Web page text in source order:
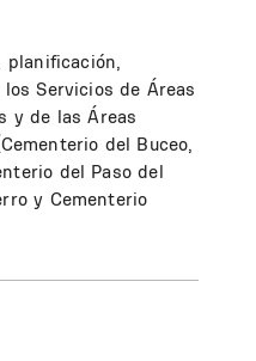
planificación,
Servicios de Áreas
y de las Áreas
del Buceo,
del Paso del
y Cementerio